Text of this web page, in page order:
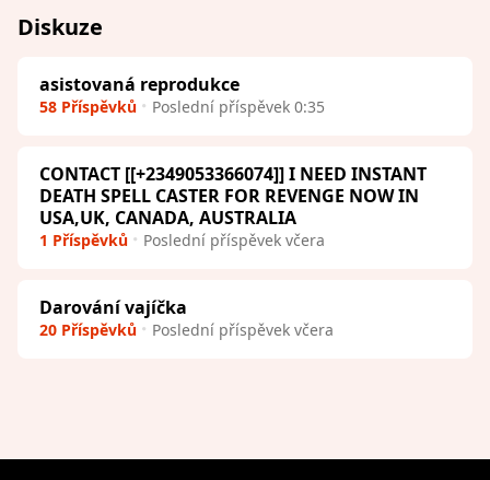
Diskuze
asistovaná reprodukce
58 Příspěvků Poslední příspěvek 0:35
CONTACT [[+2349053366074]] I NEED INSTANT
DEATH SPELL CASTER FOR REVENGE NOW IN
USA,UK, CANADA, AUSTRALIA
1 Příspěvků Poslední příspěvek včera
Darování vajíčka
20 Příspěvků Poslední příspěvek včera